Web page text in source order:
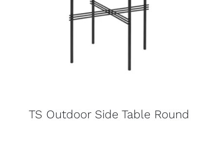
TS Outdoor Side Table Round